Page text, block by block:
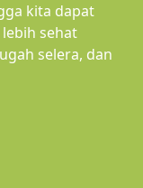
kita dapat
sehat
selera, dan